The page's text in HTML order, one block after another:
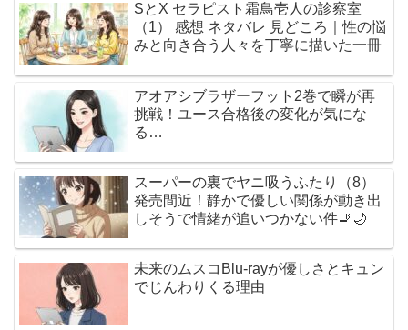
SとX セラピスト霜鳥壱人の診察室
（1） 感想 ネタバレ 見どころ｜性の悩
みと向き合う人々を丁寧に描いた一冊
アオアシブラザーフット2巻で瞬が再
挑戦！ユース合格後の変化が気にな
る…
スーパーの裏でヤニ吸うふたり（8）
発売間近！静かで優しい関係が動き出
しそうで情緒が追いつかない件🚬🌙
未来のムスコBlu-rayが優しさとキュン
でじんわりくる理由